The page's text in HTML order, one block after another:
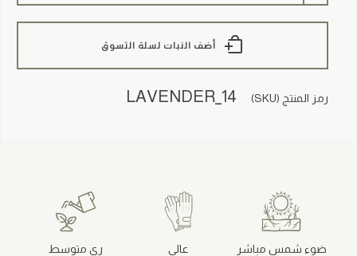
أضف النبات لسلة التسوق
رمز المنتج (SKU) LAVENDER_14
ضوء شمس مباشر عالي ري متوسط